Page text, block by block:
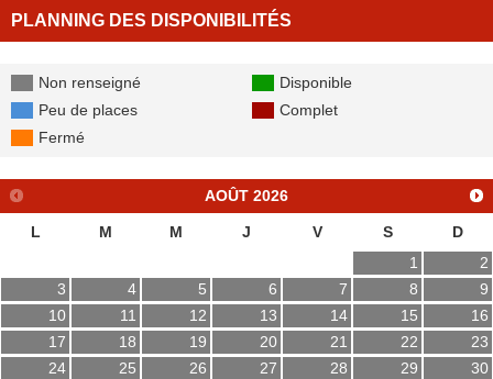
PLANNING DES DISPONIBILITÉS
Non renseigné
Disponible
Peu de places
Complet
Fermé
AOÛT 2026
L M M J V S
D
1
2
3
4 5 6 7 8
9
10
11 12 13 14 15
16
17
18 19 20 21 22
23
24
25 26 27 28 29
30